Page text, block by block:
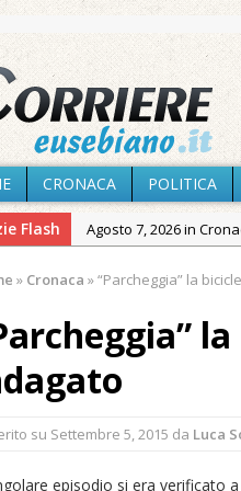
CRONACA POLITICA
Flash Agosto 7, 2026 in
Agosto 7, 2026 in
Agosto 7, 2026 in
Maggio 11, 2024 in
Dicembre 24, 2023 in
Agosto 7, 2026 in
» Cronaca »“Parcheggia” la
su Settembre 5, 2015 da Luca
episodio si era verificato